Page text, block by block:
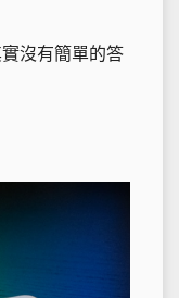
沒有簡單的答